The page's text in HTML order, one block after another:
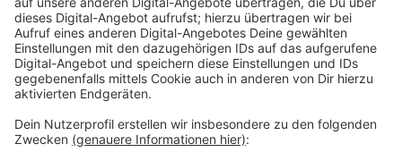
wenn betroffene Betriebe ihre Tiere keulen müssen
und die Ställe desinfizieren müssen, aufgrund von
Vogelgrippe-Fällen.
Anzeige